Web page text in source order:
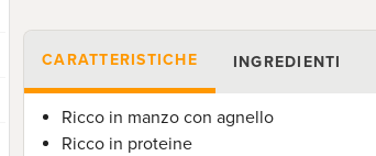
CARATTERISTICHE INGREDIENTI
Ricco in manzo con agnello
Ricco in proteine